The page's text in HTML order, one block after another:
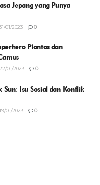
Jepang yang Punya
31/01/2023 0
Plontos dan
22/01/2023 0
Sun: Isu Sosial dan Konflik
19/01/2023 0